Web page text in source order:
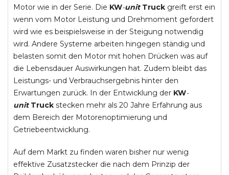
Motor wie in der Serie. Die KW-unit Truck greift erst ein
wenn vom Motor Leistung und Drehmoment gefordert
wird wie es beispielsweise in der Steigung notwendig
wird. Andere Systeme arbeiten hingegen ständig und
belasten somit den Motor mit hohen Drücken was auf
die Lebensdauer Auswirkungen hat. Zudem bleibt das
Leistungs- und Verbrauchsergebnis hinter den
Erwartungen zurück. In der Entwicklung der KW-
unit Truck stecken mehr als 20 Jahre Erfahrung aus
dem Bereich der Motorenoptimierung und
Getriebeentwicklung.
Auf dem Markt zu finden waren bisher nur wenig
effektive Zusatzstecker die nach dem Prinzip der